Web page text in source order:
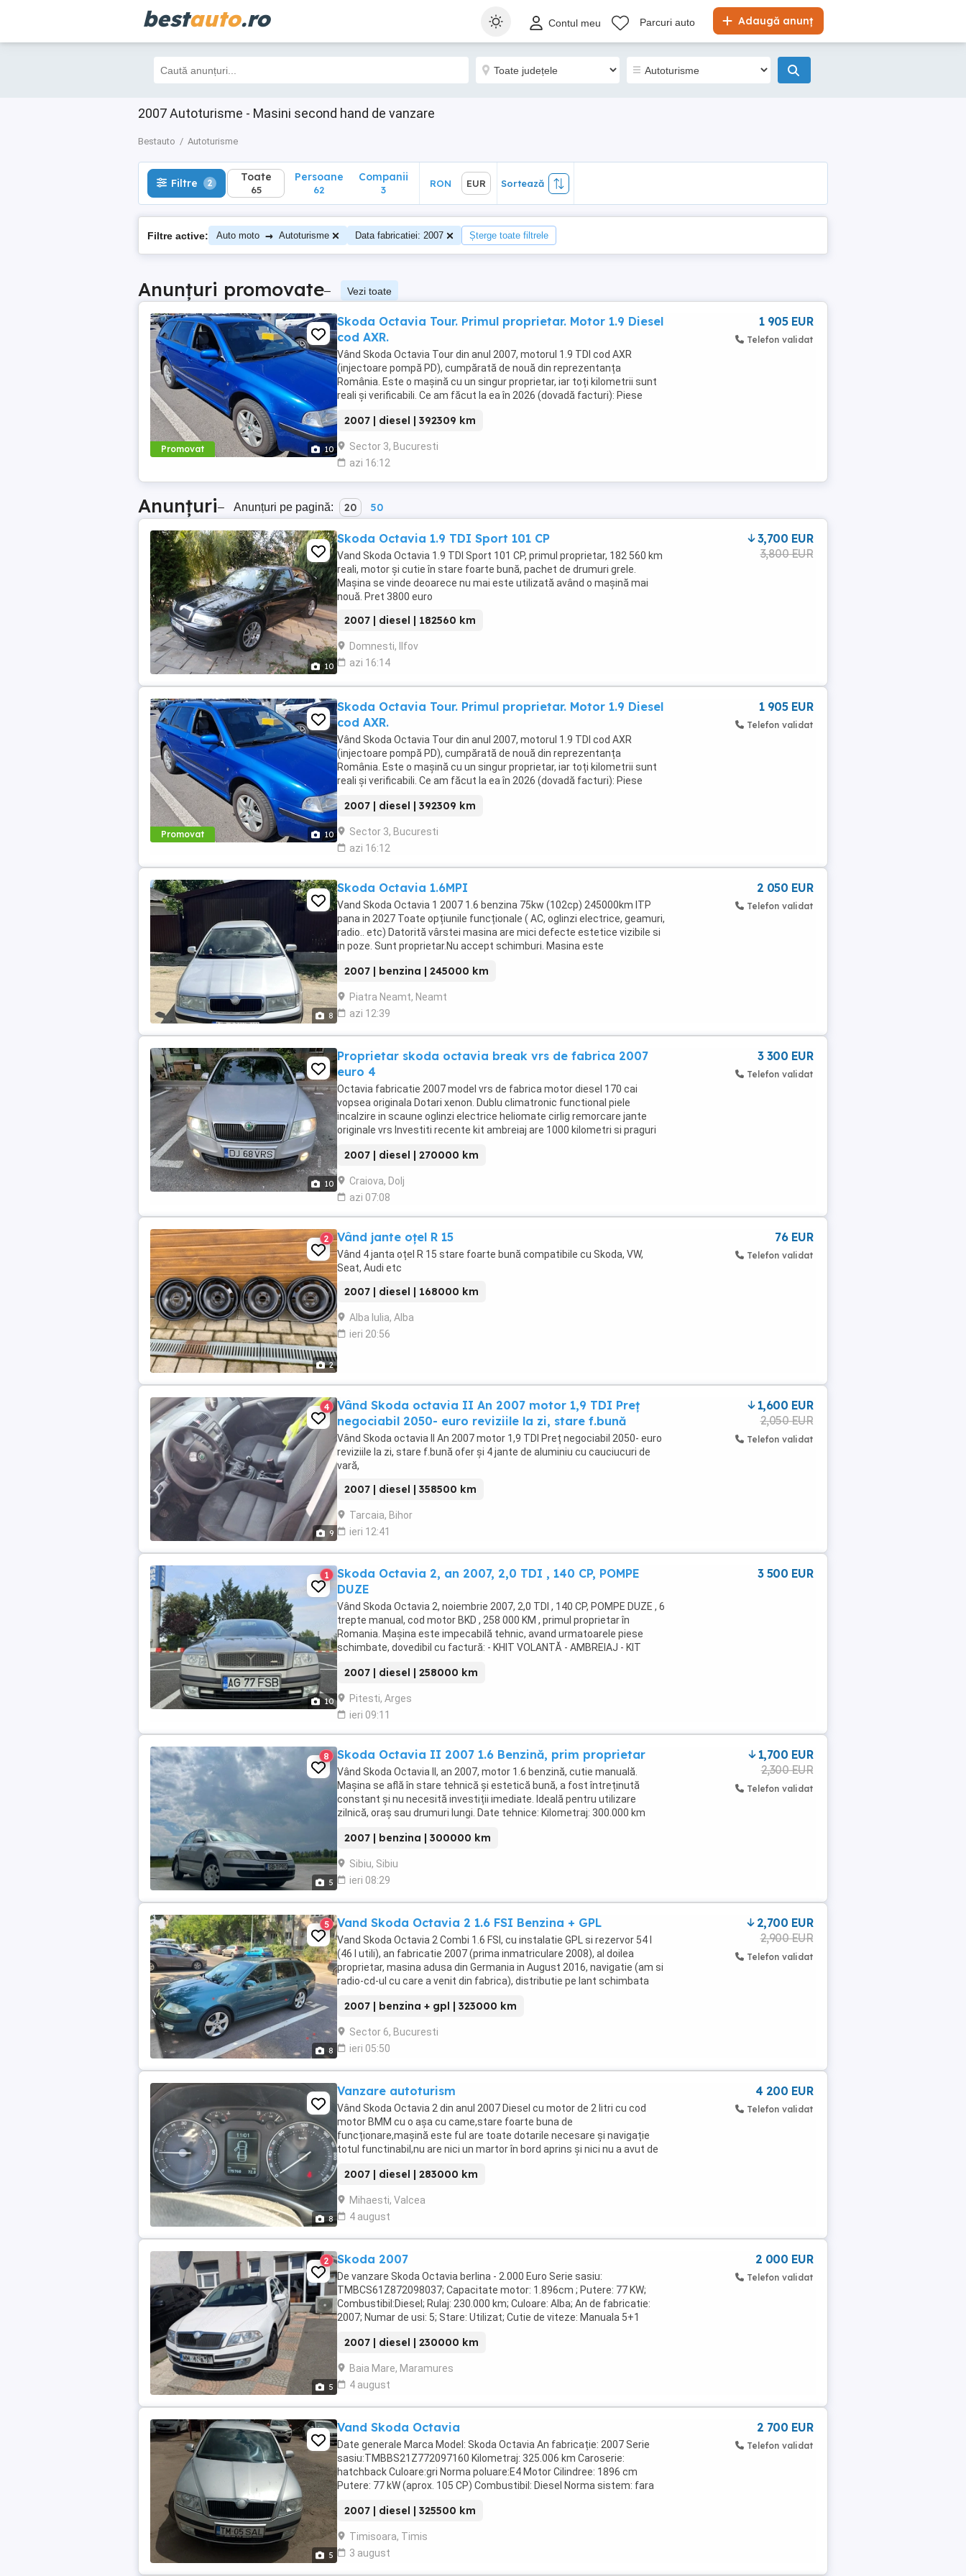
bestauto.ro Adaugă anunț
Contul meu Parcuri auto
2007 Autoturisme - Masini second hand de vanzare
Bestauto Autoturisme
Filtre 2 Toate
65
Sortează
Filtre 2 Toate
65
Persoane
62
Companii
3
RON EUR Sortează
Filtre active: Auto moto → Autoturisme Data fabricatiei: 2007 Șterge toate filtrele
Anunțuri promovate– Vezi toate
Promovat 10
Skoda Octavia Tour. Primul proprietar. Motor 1.9 Diesel
cod AXR.
Vând Skoda Octavia Tour din anul 2007, motorul 1.9 TDI cod AXR
(injectoare pompă PD), cumpărată de nouă din reprezentanța
România. Este o mașină cu un singur proprietar, iar toți kilometrii sunt
reali și verificabili. Ce am făcut la ea în 2026 (dovadă facturi): Piese
2007 | diesel | 392309 km
Sector 3, Bucuresti
azi 16:12
1 905 EUR
Telefon validat
Anunțuri– Anunțuri pe pagină: 20 50
10
Skoda Octavia 1.9 TDI Sport 101 CP
Vand Skoda Octavia 1.9 TDI Sport 101 CP, primul proprietar, 182 560 km
reali, motor și cutie în stare foarte bună, pachet de drumuri grele.
Mașina se vinde deoarece nu mai este utilizată având o mașină mai
nouă. Pret 3800 euro
2007 | diesel | 182560 km
Domnesti, Ilfov
azi 16:14
3,700 EUR
3,800 EUR
Promovat 10
Skoda Octavia Tour. Primul proprietar. Motor 1.9 Diesel
cod AXR.
Vând Skoda Octavia Tour din anul 2007, motorul 1.9 TDI cod AXR
(injectoare pompă PD), cumpărată de nouă din reprezentanța
România. Este o mașină cu un singur proprietar, iar toți kilometrii sunt
reali și verificabili. Ce am făcut la ea în 2026 (dovadă facturi): Piese
2007 | diesel | 392309 km
Sector 3, Bucuresti
azi 16:12
1 905 EUR
Telefon validat
8
Skoda Octavia 1.6MPI
Vand Skoda Octavia 1 2007 1.6 benzina 75kw (102cp) 245000km ITP
pana in 2027 Toate opțiunile funcționale ( AC, oglinzi electrice, geamuri,
radio.. etc) Datorită vârstei masina are mici defecte estetice vizibile si
in poze. Sunt proprietar.Nu accept schimburi. Masina este
2007 | benzina | 245000 km
Piatra Neamt, Neamt
azi 12:39
2 050 EUR
Telefon validat
10
Proprietar skoda octavia break vrs de fabrica 2007
euro 4
Octavia fabricatie 2007 model vrs de fabrica motor diesel 170 cai
vopsea originala Dotari xenon. Dublu climatronic functional piele
incalzire in scaune oglinzi electrice heliomate cirlig remorcare jante
originale vrs Investiti recente kit ambreiaj are 1000 kilometri si praguri
2007 | diesel | 270000 km
Craiova, Dolj
azi 07:08
3 300 EUR
Telefon validat
2
2 Vând jante oțel R 15
Vând 4 janta oțel R 15 stare foarte bună compatibile cu Skoda, VW,
Seat, Audi etc
2007 | diesel | 168000 km
Alba Iulia, Alba
ieri 20:56
76 EUR
Telefon validat
9
4
Vând Skoda octavia II An 2007 motor 1,9 TDI Preț
negociabil 2050- euro reviziile la zi, stare f.bună
Vând Skoda octavia II An 2007 motor 1,9 TDI Preț negociabil 2050- euro
reviziile la zi, stare f.bună ofer și 4 jante de aluminiu cu cauciucuri de
vară,
2007 | diesel | 358500 km
Tarcaia, Bihor
ieri 12:41
1,600 EUR
2,050 EUR
Telefon validat
10
1
Skoda Octavia 2, an 2007, 2,0 TDI , 140 CP, POMPE
DUZE
Vând Skoda Octavia 2, noiembrie 2007, 2,0 TDI , 140 CP, POMPE DUZE , 6
trepte manual, cod motor BKD , 258 000 KM , primul proprietar în
Romania. Mașina este impecabilă tehnic, avand urmatoarele piese
schimbate, dovedibil cu factură: - KHIT VOLANTĂ - AMBREIAJ - KIT
2007 | diesel | 258000 km
Pitesti, Arges
ieri 09:11
3 500 EUR
5
8 Skoda Octavia II 2007 1.6 Benzină, prim proprietar
Vând Skoda Octavia II, an 2007, motor 1.6 benzină, cutie manuală.
Mașina se află în stare tehnică și estetică bună, a fost întreținută
constant și nu necesită investiții imediate. Ideală pentru utilizare
zilnică, oraș sau drumuri lungi. Date tehnice: Kilometraj: 300.000 km
2007 | benzina | 300000 km
Sibiu, Sibiu
ieri 08:29
1,700 EUR
2,300 EUR
Telefon validat
8
5 Vand Skoda Octavia 2 1.6 FSI Benzina + GPL
Vand Skoda Octavia 2 Combi 1.6 FSI, cu instalatie GPL si rezervor 54 l
(46 l utili), an fabricatie 2007 (prima inmatriculare 2008), al doilea
proprietar, masina adusa din Germania in August 2016, navigatie (am si
radio-cd-ul cu care a venit din fabrica), distributie pe lant schimbata
2007 | benzina + gpl | 323000 km
Sector 6, Bucuresti
ieri 05:50
2,700 EUR
2,900 EUR
Telefon validat
8
Vanzare autoturism
Vând Skoda Octavia 2 din anul 2007 Diesel cu motor de 2 litri cu cod
motor BMM cu o așa cu came,stare foarte buna de
funcționare,mașină este ful are toate dotarile necesare și navigație
totul functinabil,nu are nici un martor în bord aprins și nici nu a avut de
2007 | diesel | 283000 km
Mihaesti, Valcea
4 august
4 200 EUR
Telefon validat
5
2 Skoda 2007
De vanzare Skoda Octavia berlina - 2.000 Euro Serie sasiu:
TMBCS61Z872098037; Capacitate motor: 1.896cm ; Putere: 77 KW;
Combustibil:Diesel; Rulaj: 230.000 km; Culoare: Alba; An de fabricatie:
2007; Numar de usi: 5; Stare: Utilizat; Cutie de viteze: Manuala 5+1
2007 | diesel | 230000 km
Baia Mare, Maramures
4 august
2 000 EUR
Telefon validat
5
Vand Skoda Octavia
Date generale Marca Model: Skoda Octavia An fabricație: 2007 Serie
sasiu:TMBBS21Z772097160 Kilometraj: 325.006 km Caroserie:
hatchback Culoare:gri Norma poluare:E4 Motor Cilindree: 1896 cm
Putere: 77 kW (aprox. 105 CP) Combustibil: Diesel Norma sistem: fara
2007 | diesel | 325500 km
Timisoara, Timis
3 august
2 700 EUR
Telefon validat